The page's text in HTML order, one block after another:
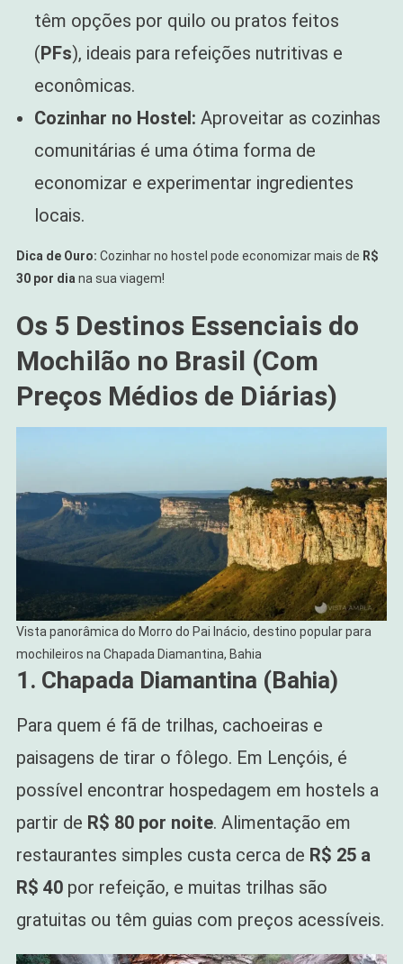
têm opções por quilo ou pratos feitos
(PFs), ideais para refeições nutritivas e
econômicas.
Cozinhar no Hostel: Aproveitar as cozinhas
comunitárias é uma ótima forma de
economizar e experimentar ingredientes
locais.
Dica de Ouro: Cozinhar no hostel pode economizar mais de R$
30 por dia na sua viagem!
Os 5 Destinos Essenciais do
Mochilão no Brasil (Com
Preços Médios de Diárias)
Vista panorâmica do Morro do Pai Inácio, destino popular para
mochileiros na Chapada Diamantina, Bahia
1. Chapada Diamantina (Bahia)
Para quem é fã de trilhas, cachoeiras e
paisagens de tirar o fôlego. Em Lençóis, é
possível encontrar hospedagem em hostels a
partir de R$ 80 por noite. Alimentação em
restaurantes simples custa cerca de R$ 25 a
R$ 40por refeição, e muitas trilhas são
gratuitas ou têm guias com preços acessíveis.